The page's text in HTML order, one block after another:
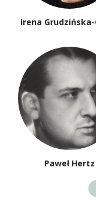
Irena Grudzińska-
Paweł Hertz